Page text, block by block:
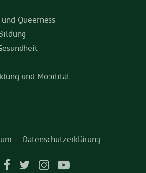
Queerness
und Mobilität
Datenschutzerklärung